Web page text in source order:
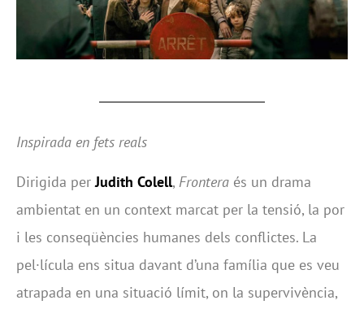
Inspirada en fets reals
Dirigida perJudith Colell, Frontera és un drama
ambientat en un context marcat per la tensió, la por
i les conseqüències humanes dels conflictes. La
pel·lícula ens situa davant d’una família que es veu
atrapada en una situació límit, on la supervivència,